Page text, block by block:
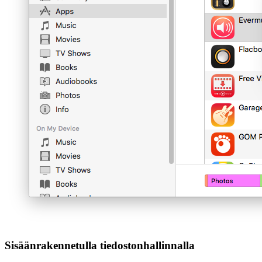
Sisäänrakennetulla tiedostonhallinnalla